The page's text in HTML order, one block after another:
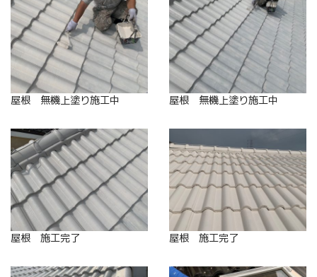
屋根 無機上塗り施工中 屋根 無機上塗り施工中
屋根 施工完了 屋根 施工完了